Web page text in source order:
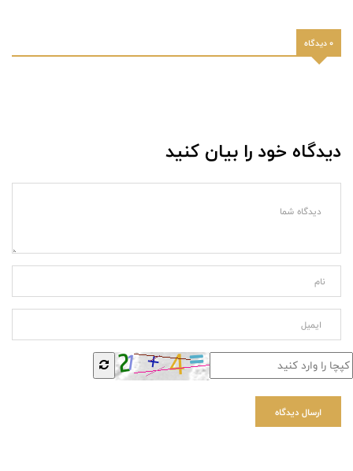
0 دیدگاه
دیدگاه خود را بیان کنید
ارسال دیدگاه